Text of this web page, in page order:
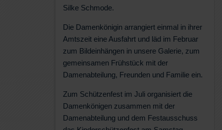
Silke Schmode.
Die Damenkönigin arrangiert einmal in ihrer
Amtszeit eine Ausfahrt und läd im Februar
zum Bildeinhängen in unsere Galerie, zum
gemeinsamen Frühstück mit der
Damenabteilung, Freunden und Familie ein.
Zum Schützenfest im Juli organisiert die
Damenkönigen zusammen mit der
Damenabteilung und dem Festausschuss